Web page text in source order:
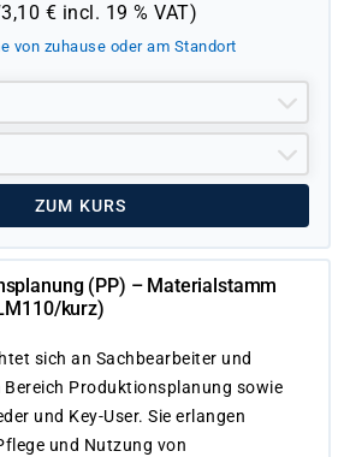
€ incl. 19 % VAT)
von zuhause oder am Standort
ZUM KURS
(PP) – Materialstamm
kurz)
sich an Sachbearbeiter und
Produktionsplanung sowie
und Key-User. Sie erlangen
und Nutzung von